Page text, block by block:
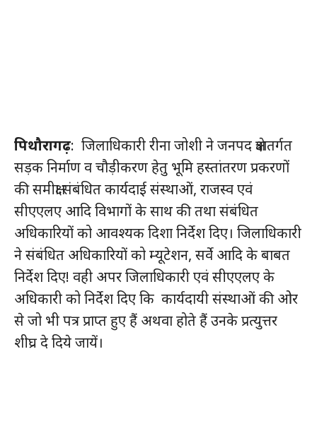
पिथौरागढ़: जिलाधिकारी रीना जोशी ने जनपद क्षेत्रातर्गत
सड़क निर्माण व चौड़ीकरण हेतु भूमि हस्तांतरण प्रकरणों
की समीक्षा संबंधित कार्यदाई संस्थाओं, राजस्व एवं
सीएएलए आदि विभागों के साथ की तथा संबंधित
अधिकारियों को आवश्यक दिशा निर्देश दिए। जिलाधिकारी
ने संबंधित अधिकारियों को म्यूटेशन, सर्वे आदि के बाबत
निर्देश दिए! वही अपर जिलाधिकारी एवं सीएएलए के
अधिकारी को निर्देश दिए कि कार्यदायी संस्थाओं की ओर
से जो भी पत्र प्राप्त हुए हैं अथवा होते हैं उनके प्रत्युत्तर
शीघ्र दे दिये जायें।